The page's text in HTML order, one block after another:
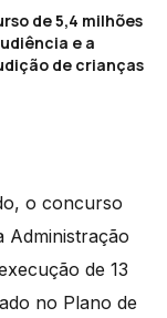
de 5,4 milhões
e a
de crianças
o concurso
Administração
de 13
no Plano de